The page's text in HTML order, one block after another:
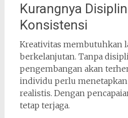
Kurangnya
Konsistensi
Kreativitas membutuhkan
berkelanjutan. Tanpa
pengembangan akan
individu perlu
realistis. Dengan
tetap terjaga.